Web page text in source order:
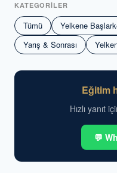
KATEGORİLER
Tümü Yelkene
Yarış & Sonrası
Eğitim
Hızlı yanıt
💬